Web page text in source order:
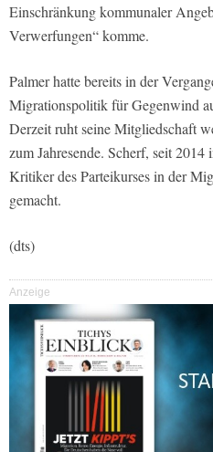
Einschränkung kommunaler
Verwerfungen“ komme.
Palmer hatte bereits in der
Migrationspolitik für Gegenwind
Derzeit ruht seine Mitgliedschaft
zum Jahresende. Scherf, seit
Kritiker des Parteikurses in der
gemacht.
(dts)
Anzeige